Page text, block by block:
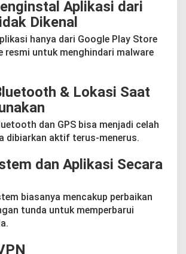
Aplikasi dari
Dikenal
hanya dari Google Play Store
resmi untuk menghindari malware
& Lokasi Saat
dan GPS bisa menjadi celah
dibiarkan aktif terus-menerus.
dan Aplikasi Secara
biasanya mencakup perbaikan
tunda untuk memperbarui